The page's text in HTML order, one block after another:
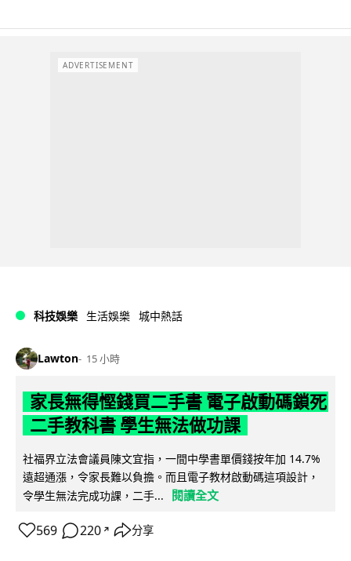
ADVERTISEMENT
科技娛樂 生活娛樂 城中熱話
Lawton 15 小時
家長無得慳錢買二手書 電子啟動碼鎖死
二手教科書 學生無法做功課
社福界立法會議員陳文宜指，一間中學書單價錢按年加 14.7%
遠超通漲，令家長難以負擔。而且電子教材啟動碼這項設計，
令學生無法完成功課，二手...
閱讀全文
569 220 ↗ 分享